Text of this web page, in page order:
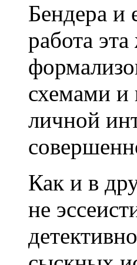
Бендера и
работа
схемами и
личной
Как и в
не